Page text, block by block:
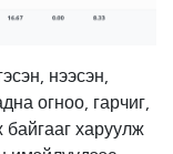
нээсэн,
огноо, гарчиг,
байгааг харуулж